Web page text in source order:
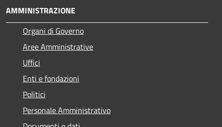
AMMINISTRAZIONE
Organi di Governo
Aree Amministrative
Uffici
Enti e fondazioni
Politici
Personale Amministrativo